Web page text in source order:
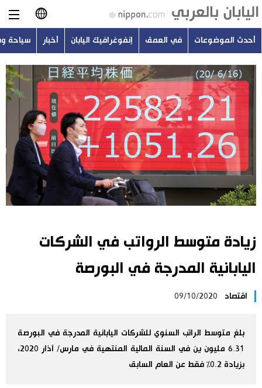
日本語
English
简体字
繁體字
Français
Español
أحدث الموضوعات
في العمق
إنفوغرافيك اليابان
سياحة وسفر
اليابان في فيديو
علوم وتكنولوجيا
أحدث الموضوعات في العمق إنفوغرافيك اليابان أخبار سياحة
زيادة متوسط الرواتب في الشركات
اليابانية المدرجة في البورصة
اقتصاد 09/10/2020
بلغ متوسط الراتب السنوي للشركات اليابانية المدرجة في البورصة
6.31 مليون ين في السنة المالية المنتهية في مارس/ آذار 2020،
بزيادة 0.2٪ فقط عن العام السابق